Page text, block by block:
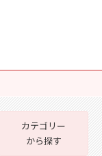
カテゴリー
から探す